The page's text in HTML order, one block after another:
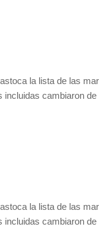
la lista de las
cambiaron
la lista de las
cambiaron